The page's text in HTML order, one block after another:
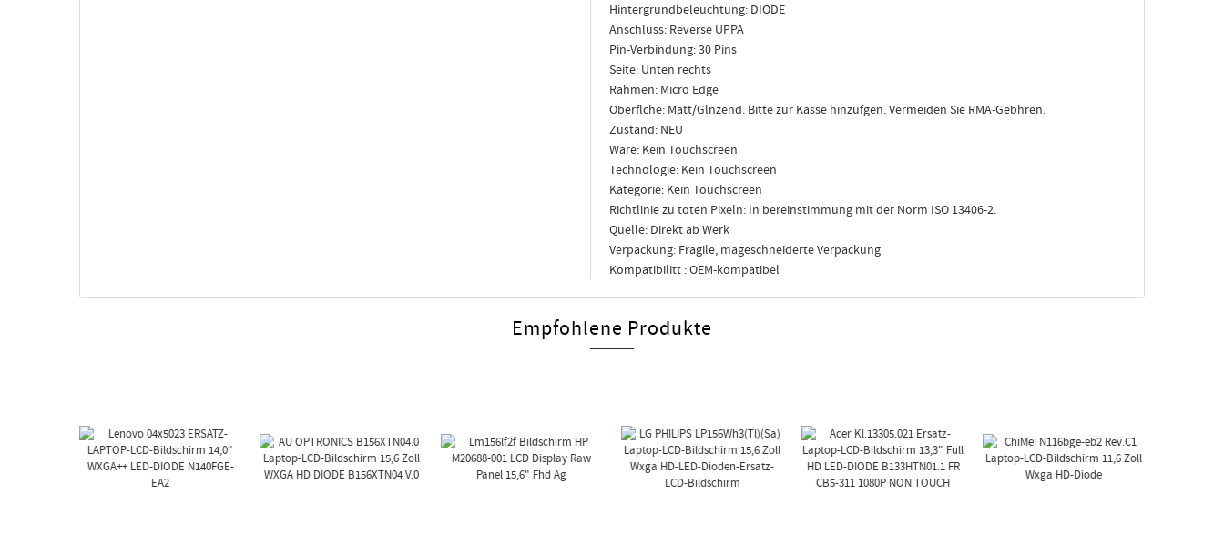
Hintergrundbeleuchtung: DIODE
Anschluss: Reverse UPPA
Pin-Verbindung: 30 Pins
Seite: Unten rechts
Rahmen: Micro Edge
Oberflche: Matt/Glnzend. Bitte zur Kasse hinzufgen. Vermeiden Sie RMA-Gebhren.
Zustand: NEU
Ware: Kein Touchscreen
Technologie: Kein Touchscreen
Kategorie: Kein Touchscreen
Richtlinie zu toten Pixeln: In bereinstimmung mit der Norm ISO 13406-2.
Quelle: Direkt ab Werk
Verpackung: Fragile, mageschneiderte Verpackung
Kompatibilitt : OEM-kompatibel
Empfohlene Produkte